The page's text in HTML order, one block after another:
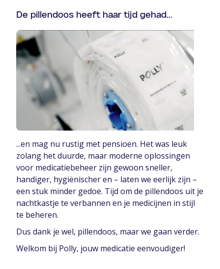
De pillendoos heeft haar tijd gehad...
...en mag nu rustig met pensioen. Het was leuk
zolang het duurde, maar moderne oplossingen
voor medicatiebeheer zijn gewoon sneller,
handiger, hygiënischer en – laten we eerlijk zijn –
een stuk minder gedoe. Tijd om de pillendoos uit je
nachtkastje te verbannen en je medicijnen in stijl
te beheren.
Dus dank je wel, pillendoos, maar we gaan verder.
Welkom bij Polly, jouw medicatie eenvoudiger!